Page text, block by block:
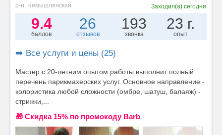
р-н. Немышлянский Заходил(а) сегодня
9.4
баллов
26
отзывов
193
звонка
23 г.
опыт
➡️ Все услуги и цены (25)
Мастер с 20-летним опытом работы выполнит полный
перечень парикмахерских услуг. Основное направление -
колористика любой сложности (омбре, шатуш, балаяж) -
стрижки,...
🎁 Cкидка 15% по промокоду Barb